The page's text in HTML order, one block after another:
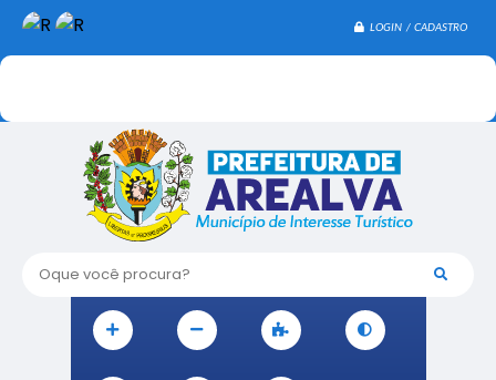
LOGIN / CADASTRO
Oque você procura?